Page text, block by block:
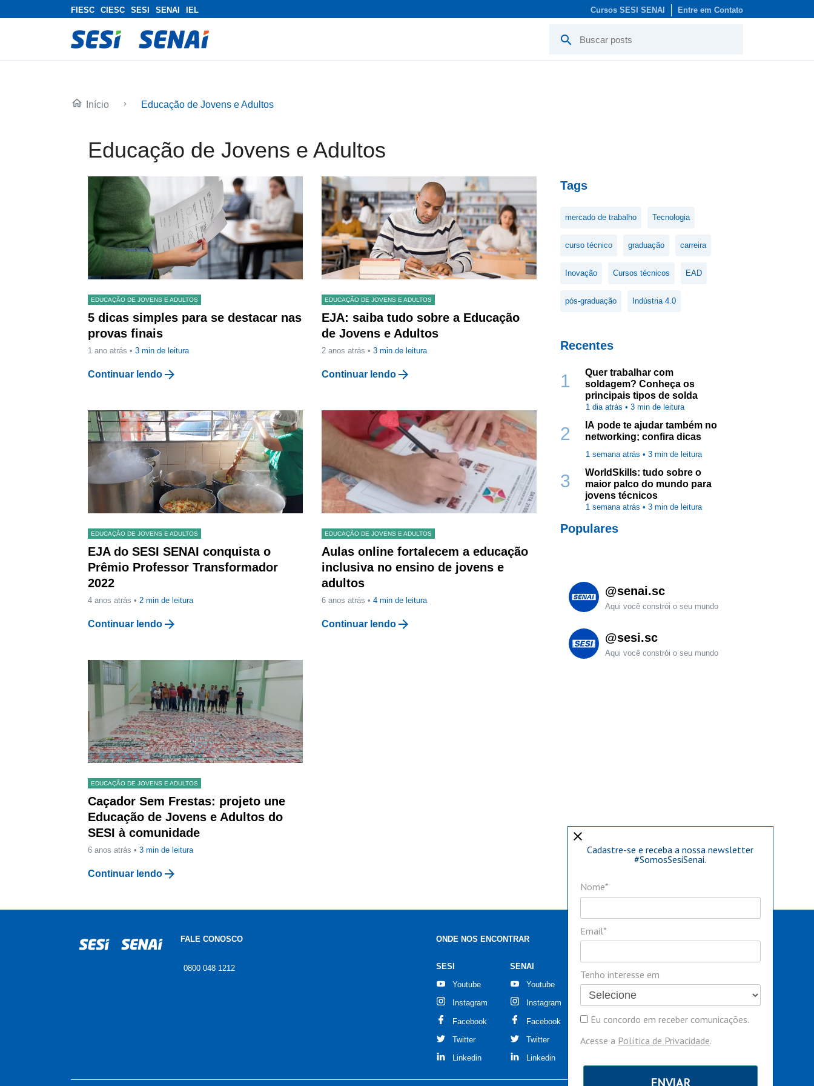
FIESC CIESC SESI SENAI IEL Cursos SESI SENAI Entre em Contato
search
home Início keyboard_arrow_right Educação de Jovens e Adultos
Educação de Jovens e Adultos
EDUCAÇÃO DE JOVENS E ADULTOS
5 dicas simples para se destacar nas
provas finais
1 ano atrás • 3 min de leitura
Continuar lendoarrow_forward
EDUCAÇÃO DE JOVENS E ADULTOS
EJA: saiba tudo sobre a Educação
de Jovens e Adultos
2 anos atrás • 3 min de leitura
Continuar lendo arrow_forward
EDUCAÇÃO DE JOVENS E ADULTOS
EJA do SESI SENAI conquista o
Prêmio Professor Transformador
2022
4 anos atrás • 2 min de leitura
Continuar lendoarrow_forward
EDUCAÇÃO DE JOVENS E ADULTOS
Aulas online fortalecem a educação
inclusiva no ensino de jovens e
adultos
6 anos atrás • 4 min de leitura
Continuar lendo arrow_forward
EDUCAÇÃO DE JOVENS E ADULTOS
Caçador Sem Frestas: projeto une
Educação de Jovens e Adultos do
SESI à comunidade
6 anos atrás • 3 min de leitura
Continuar lendoarrow_forward
Tags
mercado de trabalho Tecnologia
curso técnico graduação carreira
Inovação Cursos técnicos EAD
pós-graduação Indústria 4.0
Recentes
1
Quer trabalhar com
soldagem? Conheça os
principais tipos de solda
1 dia atrás •3 min de leitura
2
IA pode te ajudar também no
networking; confira dicas
1 semana atrás •3 min de leitura
3
WorldSkills: tudo sobre o
maior palco do mundo para
jovens técnicos
1 semana atrás •3 min de leitura
Populares
@senai.sc
Aqui você constrói o seu mundo
@sesi.sc
Aqui você constrói o seu mundo
FALE CONOSCO
0800 048 1212
ONDE NOS ENCONTRAR
SESI
Youtube
Instagram
Facebook
Twitter
Linkedin
SENAI
Youtube
Instagram
Facebook
Twitter
Linkedin
close
Cadastre-se e receba a nossa newsletter
#SomosSesiSenai.
Nome*
Email*
Tenho interesse em
Eu concordo em receber comunicações.
Acesse a Política de Privacidade.